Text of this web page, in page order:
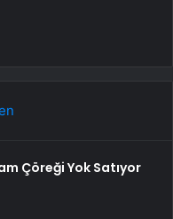
Çöreği Yok Satıyor